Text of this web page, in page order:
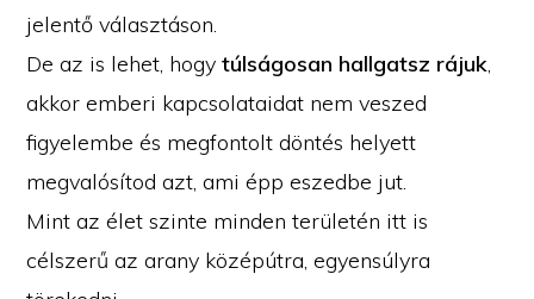
jelentő választáson.
De az is lehet, hogytúlságosan hallgatsz rájuk,
akkor emberi kapcsolataidat nem veszed
figyelembe és megfontolt döntés helyett
megvalósítod azt, ami épp eszedbe jut.
Mint az élet szinte minden területén itt is
célszerű az arany középútra, egyensúlyra